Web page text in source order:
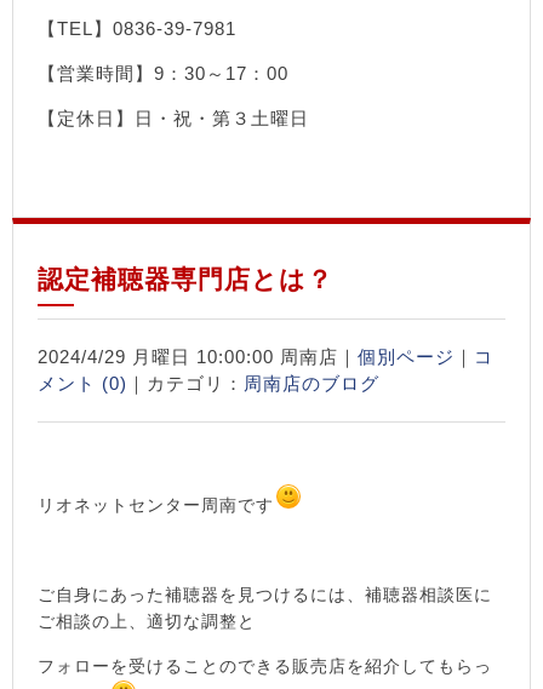
【TEL】0836-39-7981
【営業時間】9：30～17：00
【定休日】日・祝・第３土曜日
認定補聴器専門店とは？
2024/4/29 月曜日 10:00:00 周南店｜ 個別ページ ｜ コ
メント (0) ｜カテゴリ： 周南店のブログ
リオネットセンター周南です
ご自身にあった補聴器を見つけるには、補聴器相談医に
ご相談の上、適切な調整と
フォローを受けることのできる販売店を紹介してもらっ